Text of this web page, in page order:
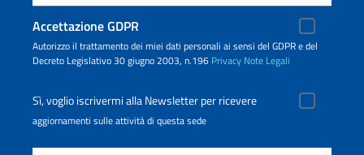
Accettazione GDPR
Autorizzo il trattamento dei miei dati personali ai sensi del GDPR e del
Decreto Legislativo 30 giugno 2003, n.196 Privacy Note Legali
Sì, voglio iscrivermi alla Newsletter per ricevere
aggiornamenti sulle attività di questa sede